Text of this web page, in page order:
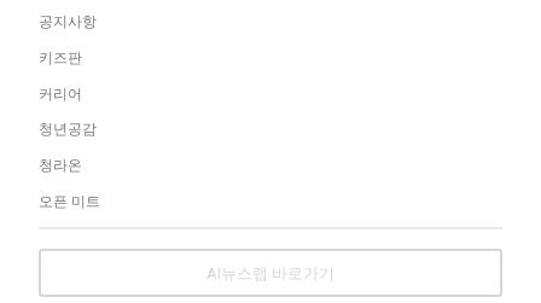
공지사항
키즈판
커리어
청년공감
청라온
오픈 미트
AI뉴스랩 바로가기